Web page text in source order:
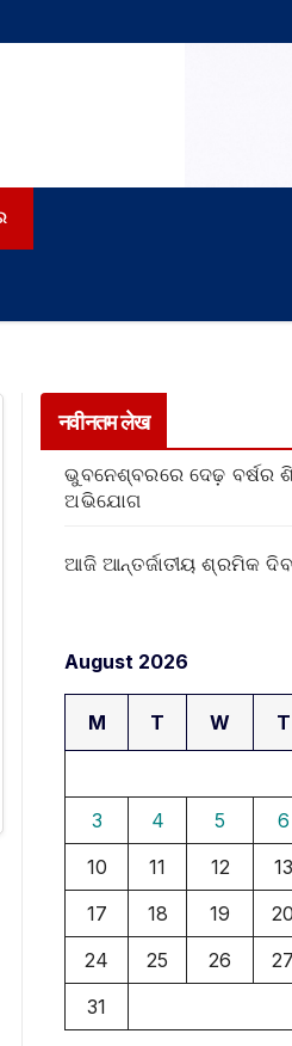
नवीनतम लेख
ଭୁବନେଶ୍ବରରେ ଦେଢ଼ ବର୍ଷର
ଅଭିଯୋଗ
ଆଜି ଆନ୍ତର୍ଜାତୀୟ ଶ୍ରମିକ
August 2026
M T W T
3
4 5 6
10
11 12 13
17
18 19 20
24
25 26 27
31